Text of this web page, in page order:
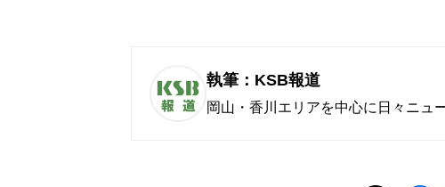
執筆：KSB報道
岡山・香川エリアを中心に日々ニュ